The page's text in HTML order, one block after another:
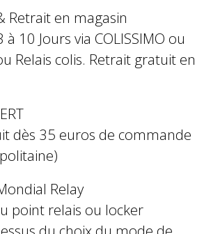
Retrait en magasin
à 10 Jours via COLISSIMO ou
Relais colis. Retrait gratuit en
dès 35 euros de commande
Relay
point relais ou locker